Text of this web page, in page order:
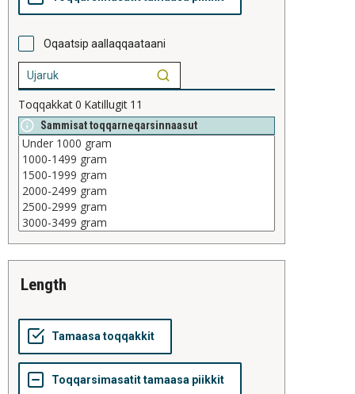
Oqaatsip aallaqqaataani
Toqqakkat0 Katillugit 11
Sammisat toqqarneqarsinnaasut
length